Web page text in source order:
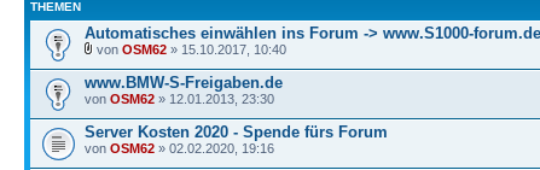
THEMEN
Automatisches einwählen ins Forum -> www.S1000-forum.de
von OSM62 » 15.10.2017, 10:40
www.BMW-S-Freigaben.de
von OSM62 » 12.01.2013, 23:30
Server Kosten 2020 - Spende fürs Forum
von OSM62 » 02.02.2020, 19:16